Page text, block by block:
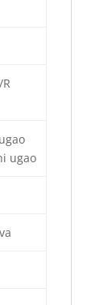
ugao